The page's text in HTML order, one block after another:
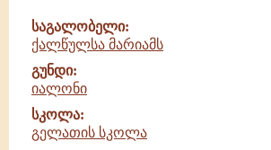
საგალობელი:
ქალწულსა მარიამს
გუნდი:
იალონი
სკოლა:
გელათის სკოლა